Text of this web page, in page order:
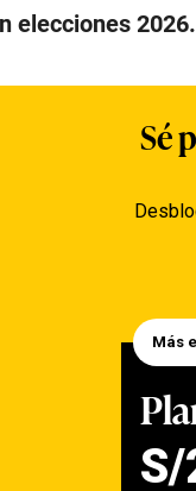
elecciones 2026.